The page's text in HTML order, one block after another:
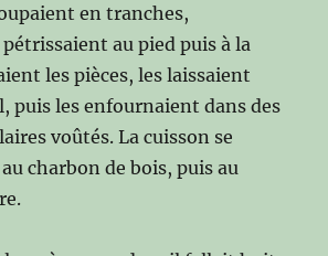
en tranches,
au pied puis à la
les pièces, les laissaient
puis les enfournaient dans des
voûtés. La cuisson se
charbon de bois, puis au